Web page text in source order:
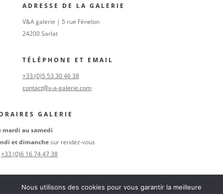
ADRESSE DE LA GALERIE
V&A galerie | 5 rue Fénelon
24200 Sarlat
TÉLÉPHONE ET EMAIL
+33 (0)5 53 30 46 38
contact@v-a-galerie.com
GALERIE
mardi au samedi
et dimanchesur rendez-vous
+33 (0)6 16 74 47 38
Nous utilisons des cookies pour vous garantir la meilleure